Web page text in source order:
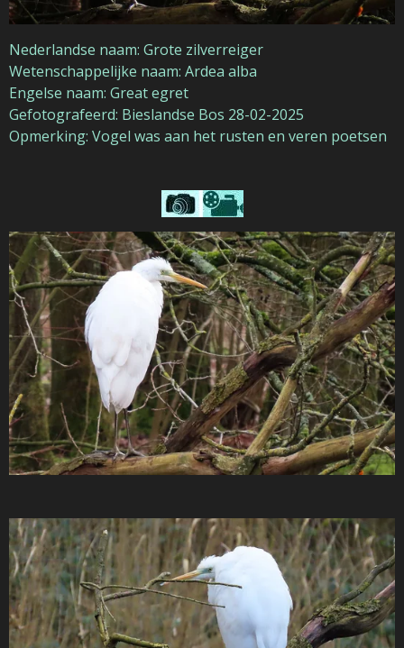
Nederlandse naam: Grote zilverreiger
Wetenschappelijke naam: Ardea alba
Engelse naam: Great egret
Gefotografeerd: Bieslandse Bos 28-02-2025
Opmerking: Vogel was aan het rusten en veren poetsen